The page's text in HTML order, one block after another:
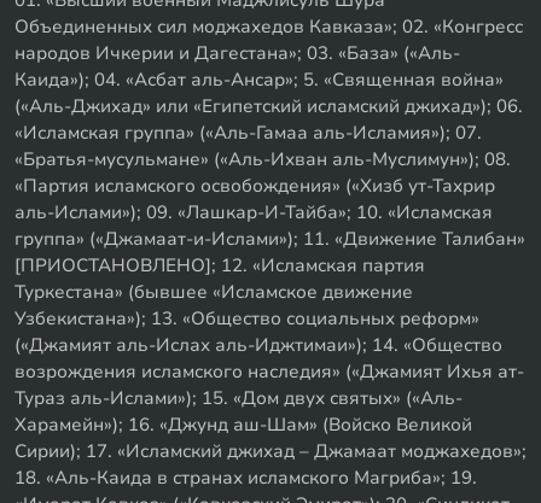
Объединенных сил моджахедов Кавказа»; 02. «Конгресс
народов Ичкерии и Дагестана»; 03. «База» («Аль-
Каида»); 04. «Асбат аль-Ансар»; 5. «Священная война»
(«Аль-Джихад» или «Египетский исламский джихад»); 06.
«Исламская группа» («Аль-Гамаа аль-Исламия»); 07.
«Братья-мусульмане» («Аль-Ихван аль-Муслимун»); 08.
«Партия исламского освобождения» («Хизб ут-Тахрир
аль-Ислами»); 09. «Лашкар-И-Тайба»; 10. «Исламская
группа» («Джамаат-и-Ислами»); 11. «Движение Талибан»
[ПРИОСТАНОВЛЕНО]; 12. «Исламская партия
Туркестана» (бывшее «Исламское движение
Узбекистана»); 13. «Общество социальных реформ»
(«Джамият аль-Ислах аль-Иджтимаи»); 14. «Общество
возрождения исламского наследия» («Джамият Ихья ат-
Тураз аль-Ислами»); 15. «Дом двух святых» («Аль-
Харамейн»); 16. «Джунд аш-Шам» (Войско Великой
Сирии); 17. «Исламский джихад – Джамаат моджахедов»;
18. «Аль-Каида в странах исламского Магриба»; 19.